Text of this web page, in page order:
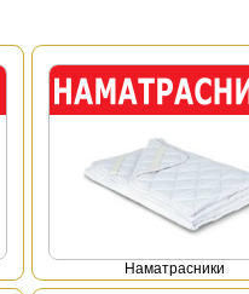
Наматрасники